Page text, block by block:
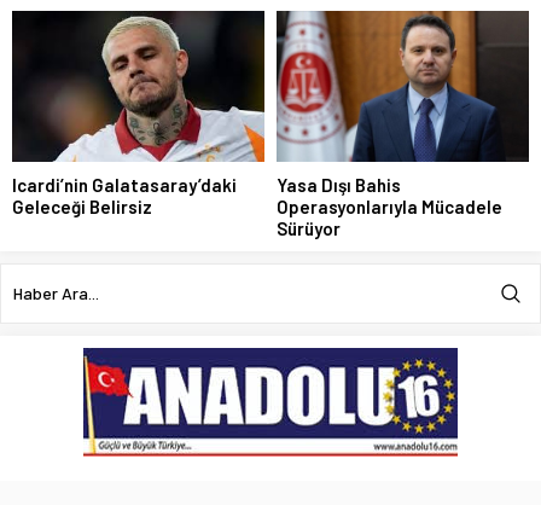
Icardi’nin Galatasaray’daki
Geleceği Belirsiz
Yasa Dışı Bahis
Operasyonlarıyla Mücadele
Sürüyor